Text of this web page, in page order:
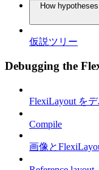
How
仮説ツリー
Debugging the
FlexiLayout を
Compile
画像と